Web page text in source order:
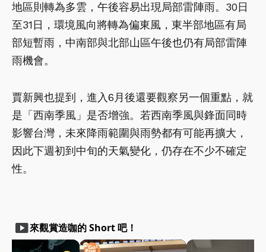
地區則轉為多雲，午後容易出現局部雷陣雨。30日
至31日，環境風向將轉為偏東風，東半部地區有局
部短暫雨，中南部與北部山區午後也仍有局部雷陣
雨機會。
賈新興也提到，進入6月後還要觀察另一個重點，就
是「西南季風」是否增強。若西南季風與鋒面同時
影響台灣，未來降雨範圍與雨勢都有可能再擴大，
因此下週初到中旬的天氣變化，仍存在不少不確定
性。
smart_display來觀賞造咖的 Short 吧！